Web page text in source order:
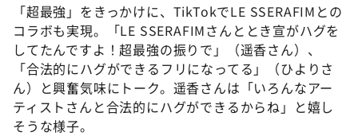
「超最強」をきっかけに、TikTokでLE SSERAFIMとの
コラボも実現。「LE SSERAFIMさんととき宣がハグを
してたんですよ！超最強の振りで」（遥香さん）、
「合法的にハグができるフリになってる」（ひよりさ
ん）と興奮気味にトーク。遥香さんは「いろんなアー
ティストさんと合法的にハグができるからね」と嬉し
そうな様子。